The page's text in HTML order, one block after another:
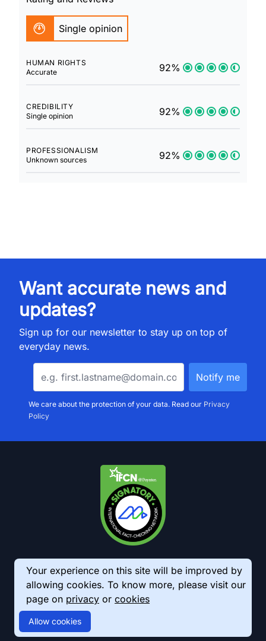
Single opinion
HUMAN RIGHTS
Accurate
92%
CREDIBILITY
Single opinion
92%
PROFESSIONALISM
Unknown sources
92%
Want accurate news and
updates?
Sign up for our newsletter to stay up on top of
everyday news.
We care about the protection of your data. Read our Privacy
Policy
Your experience on this site will be improved by
allowing cookies. To know more, please visit our
page on privacy or cookies
Allow cookies
© 2026 AkhbarMeter. All Rights Reserved